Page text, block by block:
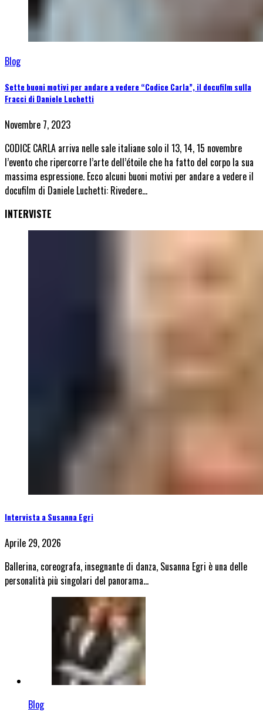
Blog
Sette buoni motivi per andare a vedere “Codice Carla”, il docufilm sulla
Fracci di Daniele Luchetti
Novembre 7, 2023
CODICE CARLA arriva nelle sale italiane solo il 13, 14, 15 novembre
l’evento che ripercorre l’arte dell’étoile che ha fatto del corpo la sua
massima espressione. Ecco alcuni buoni motivi per andare a vedere il
docufilm di Daniele Luchetti: Rivedere…
INTERVISTE
Intervista a Susanna Egri
Aprile 29, 2026
Ballerina, coreografa, insegnante di danza, Susanna Egri è una delle
personalità più singolari del panorama…
Blog